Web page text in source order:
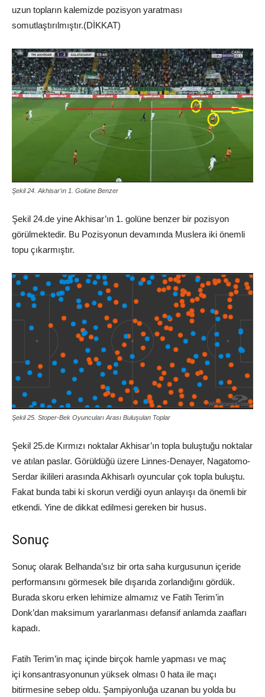
uzun topların kalemizde pozisyon yaratması
somutlaştırılmıştır.(DİKKAT)
Şekil 24. Akhisar’ın 1. Golüne Benzer
Şekil 24.de yine Akhisar’ın 1. golüne benzer bir pozisyon
görülmektedir. Bu Pozisyonun devamında Muslera iki önemli
topu çıkarmıştır.
Şekil 25. Stoper-Bek Oyuncuları Arası Buluşulan Toplar
Şekil 25.de Kırmızı noktalar Akhisar’ın topla buluştuğu noktalar
ve atılan paslar. Görüldüğü üzere Linnes-Denayer, Nagatomo-
Serdar ikilileri arasında Akhisarlı oyuncular çok topla buluştu.
Fakat bunda tabi ki skorun verdiği oyun anlayışı da önemli bir
etkendi. Yine de dikkat edilmesi gereken bir husus.
Sonuç
Sonuç olarak Belhanda’sız bir orta saha kurgusunun içeride
performansını görmesek bile dışarıda zorlandığını gördük.
Burada skoru erken lehimize almamız ve Fatih Terim’in
Donk’dan maksimum yararlanması defansif anlamda zaafları
kapadı.
Fatih Terim’in maç içinde birçok hamle yapması ve maç
içi konsantrasyonunun yüksek olması 0 hata ile maçı
bitirmesine sebep oldu. Şampiyonluğa uzanan bu yolda bu